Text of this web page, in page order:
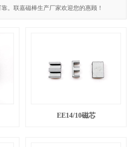
。联嘉磁棒生产厂家欢迎您的惠顾！
EE14/10磁芯